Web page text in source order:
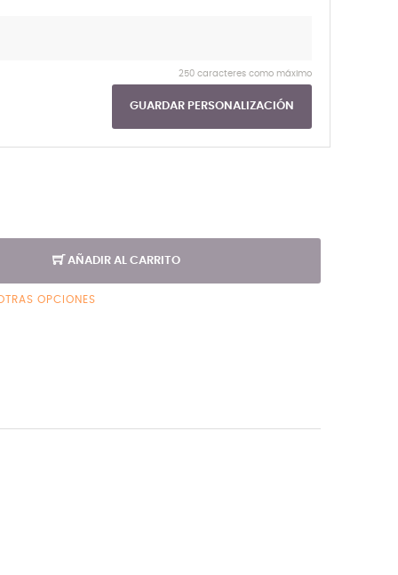
250 caracteres como máximo
GUARDAR PERSONALIZACIÓN
AÑADIR AL CARRITO
OPCIONES